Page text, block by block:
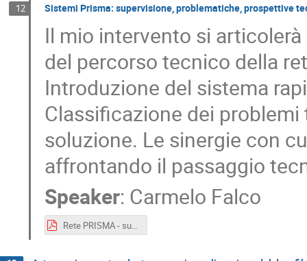
12 Sistemi Prisma: supervisione, problematiche, prospettive
Il mio intervento si
del percorso tecnico della
Introduzione del sistema
Classificazione dei
soluzione. Le sinergie con
affrontando il passaggio
Speaker: Carmelo Falco
Rete PRISMA - supervisione problematiche e prospettive tecniche.pdf